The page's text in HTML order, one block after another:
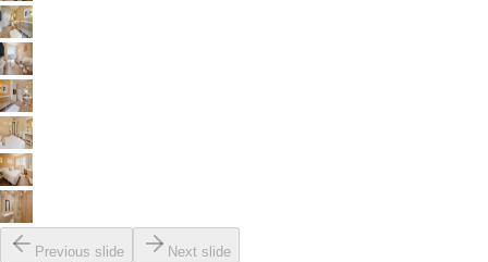
Previous slide Next slide